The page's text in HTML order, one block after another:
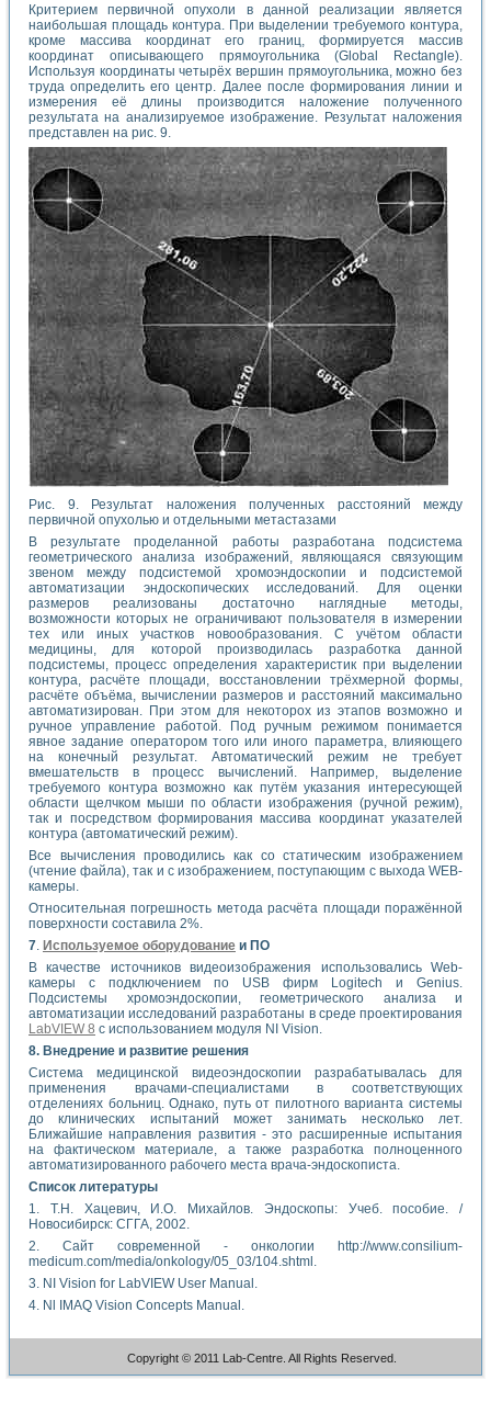
Критерием первичной опухоли в данной реализации является
наибольшая площадь контура. При выделении требуемого контура,
кроме массива координат его границ, формируется массив
координат описывающего прямоугольника (Global Rectangle).
Используя координаты четырёх вершин прямоугольника, можно без
труда определить его центр. Далее после формирования линии и
измерения её длины производится наложение полученного
результата на анализируемое изображение. Результат наложения
представлен на рис. 9.
Рис. 9. Результат наложения полученных расстояний между
первичной опухолью и отдельными метастазами
В результате проделанной работы разработана подсистема
геометрического анализа изображений, являющаяся связующим
звеном между подсистемой хромоэндоскопии и подсистемой
автоматизации эндоскопических исследований. Для оценки
размеров реализованы достаточно наглядные методы,
возможности которых не ограничивают пользователя в измерении
тех или иных участков новообразования. С учётом области
медицины, для которой производилась разработка данной
подсистемы, процесс определения характеристик при выделении
контура, расчёте площади, восстановлении трёхмерной формы,
расчёте объёма, вычислении размеров и расстояний максимально
автоматизирован. При этом для некоторох из этапов возможно и
ручное управление работой. Под ручным режимом понимается
явное задание оператором того или иного параметра, влияющего
на конечный результат. Автоматический режим не требует
вмешательств в процесс вычислений. Например, выделение
требуемого контура возможно как путём указания интересующей
области щелчком мыши по области изображения (ручной режим),
так и посредством формирования массива координат указателей
контура (автоматический режим).
Все вычисления проводились как со статическим изображением
(чтение файла), так и с изображением, поступающим с выхода WEB-
камеры.
Относительная погрешность метода расчёта площади поражённой
поверхности составила 2%.
7 Используемое оборудование и ПО
В качестве источников видеоизображения использовались Web-
камеры с подключением по USB фирм Logitech и Genius.
Подсистемы хромоэндоскопии, геометрического анализа и
автоматизации исследований разработаны в среде проектирования
LabVIEW 8 с использованием модуля NI Vision.
8. Внедрение и развитие решения
Система медицинской видеоэндоскопии разрабатывалась для
применения врачами-специалистами в соответствующих
отделениях больниц. Однако, путь от пилотного варианта системы
до клинических испытаний может занимать несколько лет.
Ближайшие направления развития - это расширенные испытания
на фактическом материале, а также разработка полноценного
автоматизированного рабочего места врача-эндоскописта.
Список литературы
1. Т.Н. Хацевич, И.О. Михайлов. Эндоскопы: Учеб. пособие. /
Новосибирск: СГГА, 2002.
2. Сайт современной - онкологии http://www.consilium-
medicum.com/media/onkology/05_03/104.shtml.
3. NI Vision for LabVIEW User Manual.
4. Nl IMAQ Vision Concepts Manual.
Copyright © 2011 Lab-Centre. All Rights Reserved.